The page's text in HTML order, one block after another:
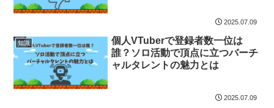
2025.07.09
知識
個人VTuberで登録者数一位は
誰？ソロ活動で頂点に立つバーチ
ャルタレントの魅力とは
2025.07.09